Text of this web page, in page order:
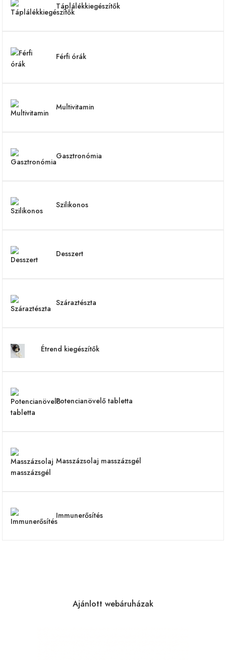
Táplálékkiegészítők
Férfi órák
Multivitamin
Gasztronómia
Szilikonos
Desszert
Száraztészta
Étrend kiegészítők
Potencianövelő tabletta
Masszázsolaj masszázsgél
Immunerősítés
Ajánlott webáruházak